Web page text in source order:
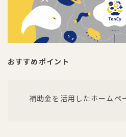
おすすめポイント
補助金を活用したホームペ